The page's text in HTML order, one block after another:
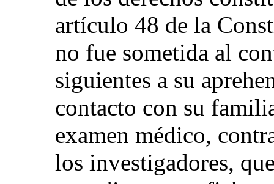
artículo 48 de la
no fue sometida al
siguientes a su
contacto con su
examen médico,
los investigadores,